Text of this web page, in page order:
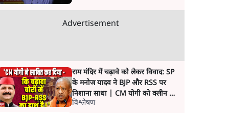
Advertisement
राम मंदिर में चढ़ावे को लेकर विवाद: SP
के मनोज यादव ने BJP और RSS पर
निशाना साधा | CM योगी को क्लीन चिट
मिली
विश्लेषण